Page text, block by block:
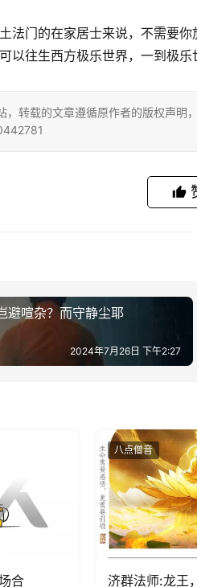
法门的在家居士来说，不需要
以往生西方极乐世界，一到极乐
，转载的文章遵循原作者的版权声
避喧杂？而守静尘耶
2024年7月26日 下午2:27
合
八点僧音
济群法师:龙王